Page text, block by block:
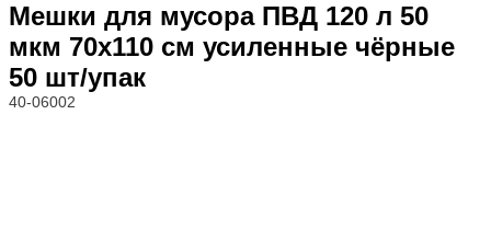
Мешки для мусора ПВД 120 л 50
мкм 70х110 см усиленные чёрные
50 шт/упак
40-06002